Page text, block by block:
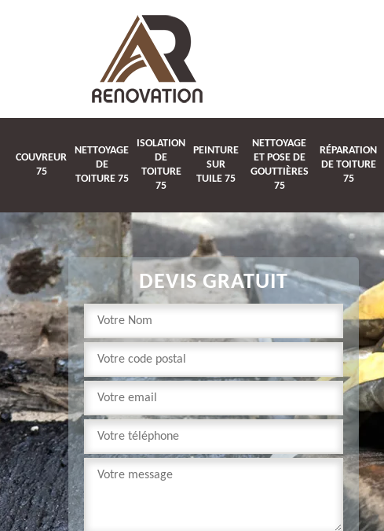
COUVREUR
75
NETTOYAGE
DE
TOITURE 75
ISOLATION
DE
TOITURE
75
PEINTURE
SUR
TUILE 75
NETTOYAGE
ET POSE DE
GOUTTIÈRES
75
RÉPARATION
DE TOITURE
75
DEVIS GRATUIT